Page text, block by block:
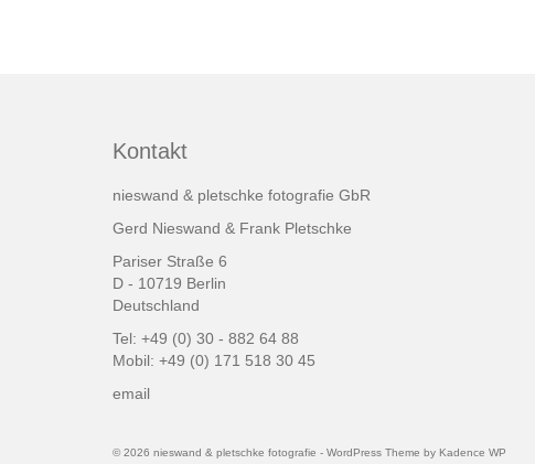
Kontakt
nieswand & pletschke fotografie GbR
Gerd Nieswand & Frank Pletschke
Pariser Straße 6
D - 10719 Berlin
Deutschland
Tel: +49 (0) 30 - 882 64 88
Mobil: +49 (0) 171 518 30 45
email
© 2026 nieswand & pletschke fotografie - WordPress Theme by Kadence WP